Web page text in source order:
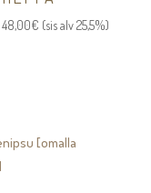
48,00€ Hintaluokka:
(sis alv 25,5%)